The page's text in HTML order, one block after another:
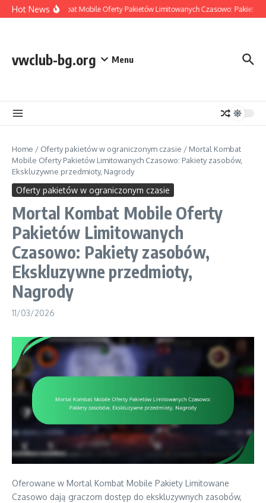
Skip to content
Hot News
Mortal Kombat Mobile Oferty Pakietów Limitowanych Czasowo: Pakiety
vwclub-bg.org Menu
Home / Oferty pakietów w ograniczonym czasie / Mortal Kombat
Mobile Oferty Pakietów Limitowanych Czasowo: Pakiety zasobów,
Ekskluzywne przedmioty, Nagrody
Oferty pakietów w ograniczonym czasie
Mortal Kombat Mobile Oferty
Pakietów Limitowanych
Czasowo: Pakiety zasobów,
Ekskluzywne przedmioty,
Nagrody
11/03/2026
Oferowane w Mortal Kombat Mobile Pakiety Limitowane
Czasowo dają graczom dostęp do ekskluzywnych zasobów,